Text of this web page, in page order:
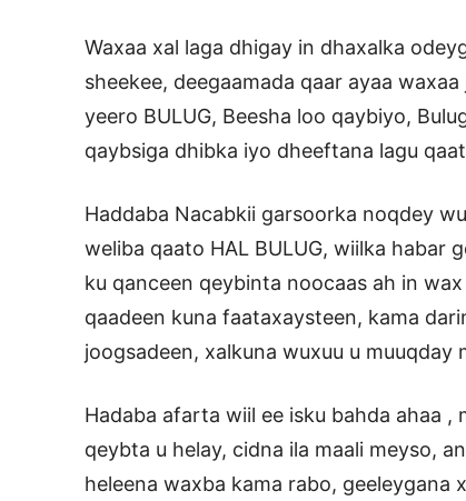
Waxaa xal laga dhigay in dhaxalka
sheekee, deegaamada qaar ayaa
yeero BULUG, Beesha loo qaybiyo,
qaybsiga dhibka iyo dheeftana lagu
Haddaba Nacabkii garsoorka noqdey
weliba qaato HAL BULUG, wiilka habar
ku qanceen qeybinta noocaas ah in
qaadeen kuna faataxaysteen, kama
joogsadeen, xalkuna wuxuu u muuqday
Hadaba afarta wiil ee isku bahda ahaa ,
qeybta u helay, cidna ila maali meyso,
heleena waxba kama rabo, geeleygana